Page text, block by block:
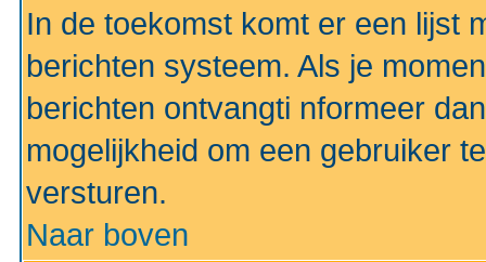
In de toekomst komt er een lijst
berichten systeem. Als je
berichten ontvangti nformeer
mogelijkheid om een gebruiker
versturen.
Naar boven